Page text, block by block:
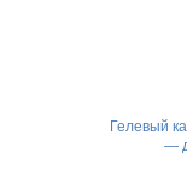
Гелевый
—